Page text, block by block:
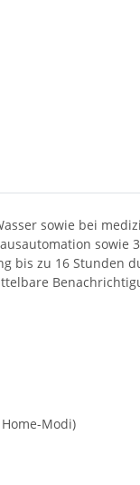
sowie bei
bis zu 16
Modi)